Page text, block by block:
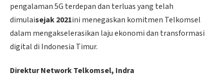
pengalaman 5G terdepan dan terluas yang telah
dimulaisejak 2021ini menegaskan komitmen Telkomsel
dalam mengakselerasikan laju ekonomi dan transformasi
digital di Indonesia Timur.
Direktur Network Telkomsel, Indra